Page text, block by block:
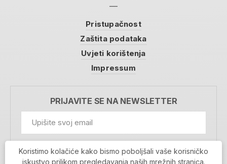
Pristupačnost
Zaštita podataka
Uvjeti korištenja
Impressum
PRIJAVITE SE NA NEWSLETTER
Prihvaćam da se moji podaci spremaju u bazu
Koristimo kolačiće kako bismo poboljšali vaše korisničko
iskustvo prilikom pregledavanja naših mrežnih stranica.